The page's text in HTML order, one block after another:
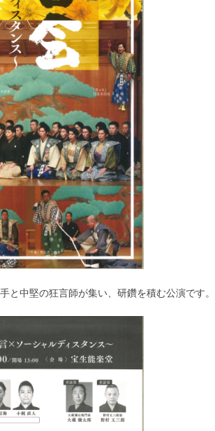
と中堅の狂言師が集い、研鑽を積む公演です。